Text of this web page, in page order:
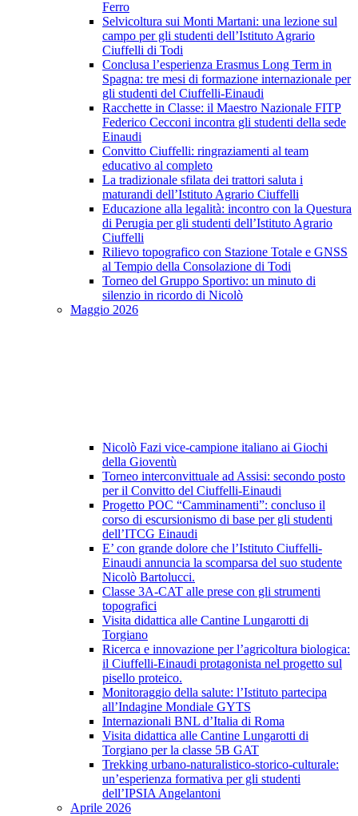
Ferro
Selvicoltura sui Monti Martani: una lezione sul
campo per gli studenti dell’Istituto Agrario
Ciuffelli di Todi
Conclusa l’esperienza Erasmus Long Term in
Spagna: tre mesi di formazione internazionale per
gli studenti del Ciuffelli-Einaudi
Racchette in Classe: il Maestro Nazionale FITP
Federico Cecconi incontra gli studenti della sede
Einaudi
Convitto Ciuffelli: ringraziamenti al team
educativo al completo
La tradizionale sfilata dei trattori saluta i
maturandi dell’Istituto Agrario Ciuffelli
Educazione alla legalità: incontro con la Questura
di Perugia per gli studenti dell’Istituto Agrario
Ciuffelli
Rilievo topografico con Stazione Totale e GNSS
al Tempio della Consolazione di Todi
Torneo del Gruppo Sportivo: un minuto di
silenzio in ricordo di Nicolò
Maggio 2026
Nicolò Fazi vice-campione italiano ai Giochi
della Gioventù
Torneo interconvittuale ad Assisi: secondo posto
per il Convitto del Ciuffelli-Einaudi
Progetto POC “Camminamenti”: concluso il
corso di escursionismo di base per gli studenti
dell’ITCG Einaudi
E’ con grande dolore che l’Istituto Ciuffelli-
Einaudi annuncia la scomparsa del suo studente
Nicolò Bartolucci.
Classe 3A-CAT alle prese con gli strumenti
topografici
Visita didattica alle Cantine Lungarotti di
Torgiano
Ricerca e innovazione per l’agricoltura biologica:
il Ciuffelli-Einaudi protagonista nel progetto sul
pisello proteico.
Monitoraggio della salute: l’Istituto partecipa
all’Indagine Mondiale GYTS
Internazionali BNL d’Italia di Roma
Visita didattica alle Cantine Lungarotti di
Torgiano per la classe 5B GAT
Trekking urbano-naturalistico-storico-culturale:
un’esperienza formativa per gli studenti
dell’IPSIA Angelantoni
Aprile 2026